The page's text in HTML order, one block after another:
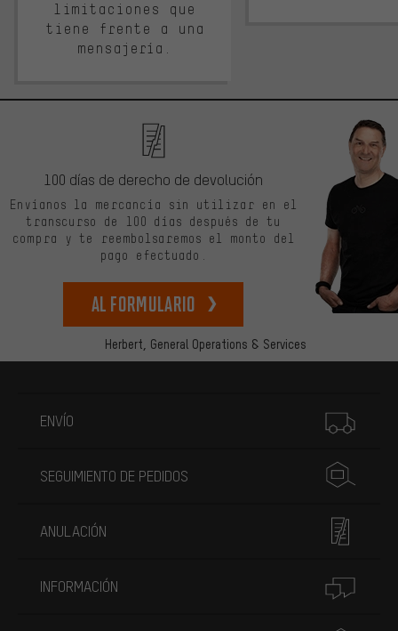
limitaciones que
tiene frente a una
mensajería.
Herbert, General Operations & Services
100 días de derecho de devolución
Envíanos la mercancía sin utilizar en el
transcurso de 100 días después de tu
compra y te reembolsaremos el monto del
pago efectuado.
Al formulario
ENVÍO
SEGUIMIENTO DE PEDIDOS
ANULACIÓN
INFORMACIÓN